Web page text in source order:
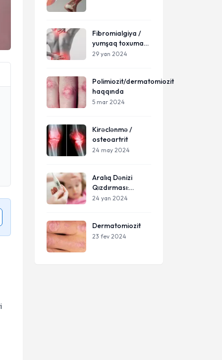
Fibromialgiya /
yumşaq toxuma
revmatizmi
29 yan 2024
Polimiozit/dermatomiozit
haqqında
5 mar 2024
Kirəclənmə /
osteoartrit
24 may 2024
Aralıq Dənizi
Qızdırması:
Familial Akdeniz
24 yan 2024
Dermatomiozit
23 fev 2024